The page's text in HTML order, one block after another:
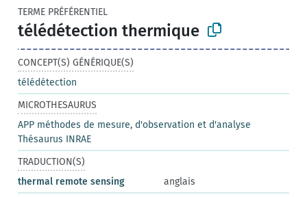
TERME PRÉFÉRENTIEL
télédétection thermique
CONCEPT(S) GÉNÉRIQUE(S)
télédétection
MICROTHESAURUS
APP méthodes de mesure, d'observation et d'analyse
Thésaurus INRAE
TRADUCTION(S)
thermal remote sensing
anglais